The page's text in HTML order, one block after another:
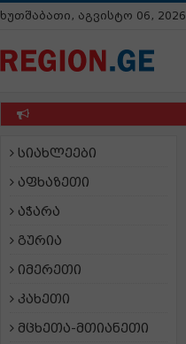
ხუთშაბათი, აგვისტო 06, 2026
სიახლეები
აფხაზეთი
აჭარა
გურია
იმერეთი
კახეთი
მცხეთა-მთიანეთი